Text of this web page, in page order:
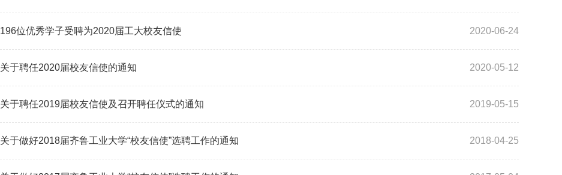
196位优秀学子受聘为2020届工大校友信使 2020-06-24
关于聘任2020届校友信使的通知 2020-05-12
关于聘任2019届校友信使及召开聘任仪式的通知 2019-05-15
关于做好2018届齐鲁工业大学“校友信使”选聘工作的通知 2018-04-25